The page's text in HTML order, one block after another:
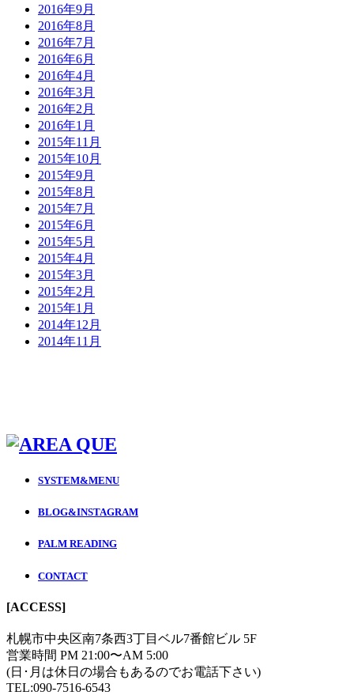
2016年9月
2016年8月
2016年7月
2016年6月
2016年4月
2016年3月
2016年2月
2016年1月
2015年11月
2015年10月
2015年9月
2015年8月
2015年7月
2015年6月
2015年5月
2015年4月
2015年3月
2015年2月
2015年1月
2014年12月
2014年11月
SYSTEM&MENU
BLOG&INSTAGRAM
PALM READING
CONTACT
[ACCESS]
札幌市中央区南7条西3丁目ベル7番館ビル 5F
営業時間 PM 21:00〜AM 5:00
(日･月は休日の場合もあるのでお電話下さい)
TEL:090-7516-6543